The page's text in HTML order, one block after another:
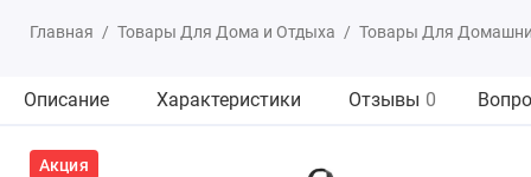
Главная Товары Для Дома и Отдыха Товары Для
Описание Характеристики Отзывы 0
Акция